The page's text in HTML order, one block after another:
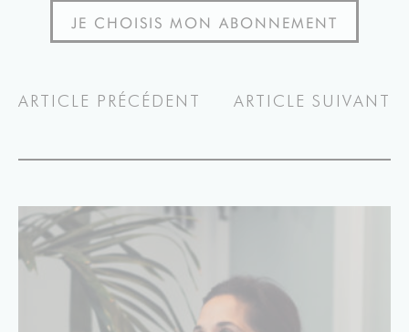
JE CHOISIS MON ABONNEMENT
ARTICLE PRÉCÉDENT ARTICLE SUIVANT